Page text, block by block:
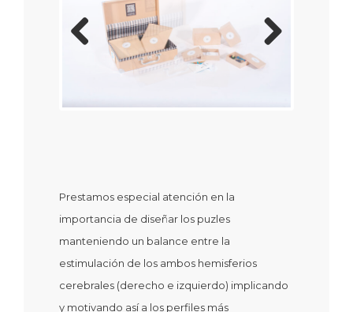
Prestamos especial atención en la
importancia de diseñar los puzles
manteniendo un balance entre la
estimulación de los ambos hemisferios
cerebrales (derecho e izquierdo) implicando
y motivando así a los perfiles más